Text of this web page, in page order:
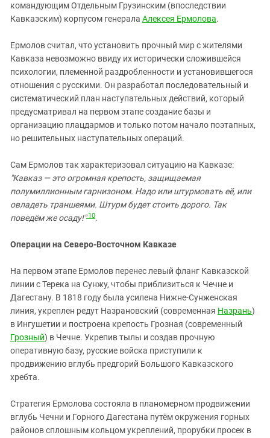
командующим Отдельным Грузинским (впоследствии
Кавказским) корпусом генерала Алексея Ермолова.
Ермолов считал, что установить прочный мир с жителями
Кавказа невозможно ввиду их исторически сложившейся
психологии, племенной раздробленности и установившегося
отношения с русскими. Он разработал последовательный и
систематический план наступательных действий, который
предусматривал на первом этапе создание базы и
организацию плацдармов и только потом начало поэтапных,
но решительных наступательных операций.
Сам Ермолов так характеризовал ситуацию на Кавказе:
"Кавказ — это огромная крепость, защищаемая
полумиллионным гарнизоном. Надо или штурмовать её, или
овладеть траншеями. Штурм будет стоить дорого. Так
поведём же осаду!"10.
Операции на Северо-Восточном Кавказе
На первом этапе Ермолов перенес левый фланг Кавказской
линии с Терека на Сунжу, чтобы приблизиться к Чечне и
Дагестану. В 1818 году была усилена Нижне-Сунженская
линия, укреплен редут Назрановский (современная Назрань)
в Ингушетии и построена крепость Грозная (современный
Грозный) в Чечне. Укрепив тылы и создав прочную
оперативную базу, русские войска приступили к
продвижению вглубь предгорий Большого Кавказского
хребта.
Стратегия Ермолова состояла в планомерном продвижении
вглубь Чечни и Горного Дагестана путём окружения горных
районов сплошным кольцом укреплений, прорубки просек в